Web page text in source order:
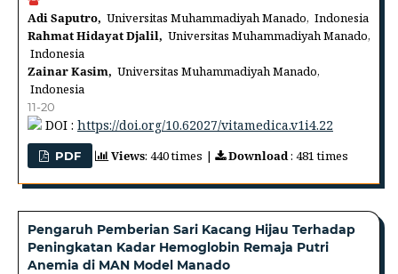
Adi Saputro, Universitas Muhammadiyah Manado, Indonesia
Rahmat Hidayat Djalil, Universitas Muhammadiyah Manado,
Indonesia
Zainar Kasim, Universitas Muhammadiyah Manado,
Indonesia
11-20
DOI : https://doi.org/10.62027/vitamedica.v1i4.22
PDF Views: 440 times | Download: 481 times
Pengaruh Pemberian Sari Kacang Hijau Terhadap
Peningkatan Kadar Hemoglobin Remaja Putri
Anemia di MAN Model Manado